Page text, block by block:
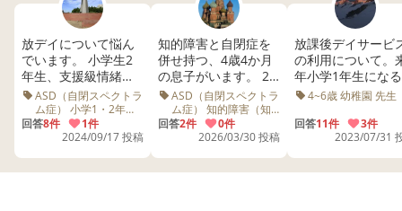
ろしくお願いします。
放デイについて悩ん
でいます。 小学生2
年生、支援級情緒ク
ラスに在籍していま
す。 放課後デイサー
ビスを探していて先
日見学に行きまし
た。 お話しを聞いて
みるとカリキュラム
ASD（自閉スペクトラ
ム症） 小学1・2年生
先生
回答8件
1件
2024/09/17 投稿
知的障害と自閉症を
併せ持つ、4歳4か月
の息子がいます。 2
歳7か月時点での発達
指数（DQ）は48で、
現在は療育センター
に週3回、幼稚園と個
別療育にそれぞれ週2
回通っています。発
ASD（自閉スペクトラ
ム症） 知的障害（知
的発達症） 4~6歳 療
育 発達指数 DQ 療育
援 放課後等デイサー
ビス 絵本 発語 指差し
回答2件
0件
2026/03/30 投稿
放課後デイサービ
の利用について。
年小学1年生にな
発達障害の娘がい
発に通っています
幼稚園は、個別支
の教室にいます。
年くらい前から、
4~6歳 幼稚園 先生
回答11件
3件
2023/07/31